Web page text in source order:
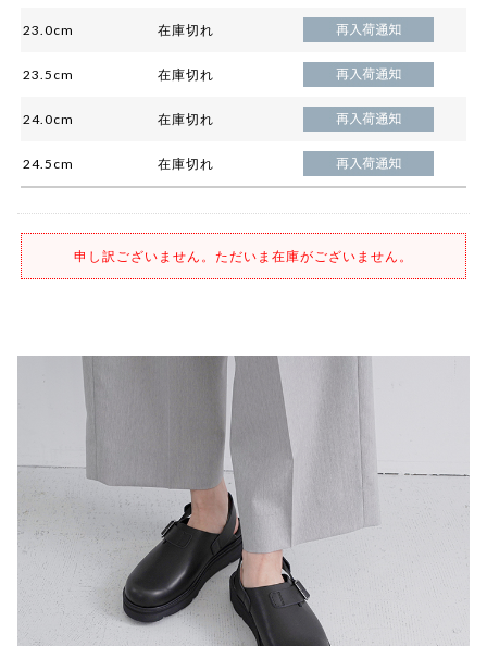
23.0cm 在庫切れ
23.5cm 在庫切れ
24.0cm 在庫切れ
24.5cm 在庫切れ
申し訳ございません。ただいま在庫がございません。